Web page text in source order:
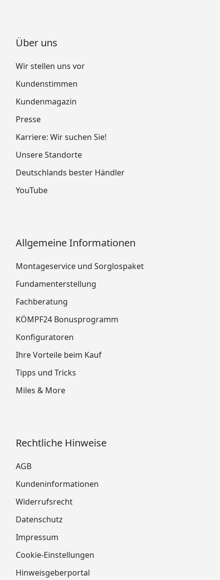
Über uns
Wir stellen uns vor
Kundenstimmen
Kundenmagazin
Presse
Karriere: Wir suchen Sie!
Unsere Standorte
Deutschlands bester Händler
YouTube
Allgemeine Informationen
Montageservice und Sorglospaket
Fundamenterstellung
Fachberatung
KÖMPF24 Bonusprogramm
Konfiguratoren
Ihre Vorteile beim Kauf
Tipps und Tricks
Miles & More
Rechtliche Hinweise
AGB
Kundeninformationen
Widerrufsrecht
Datenschutz
Impressum
Cookie-Einstellungen
Hinweisgeberportal